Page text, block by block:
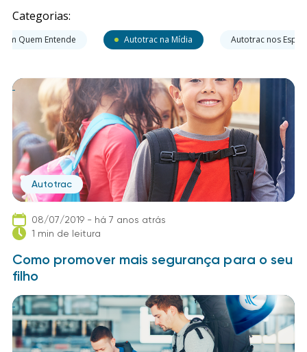
Categorias:
Quem Entende Autotrac na Mídia Autotrac nos
Autotrac
08/07/2019 - há 7 anos atrás
1 min de leitura
Como promover mais segurança para o seu
filho